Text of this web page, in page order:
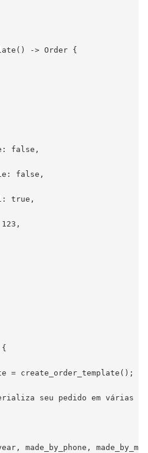
-> Order {
false,
false,
true,
create_order_template();
seu pedido em várias
made_by_phone,